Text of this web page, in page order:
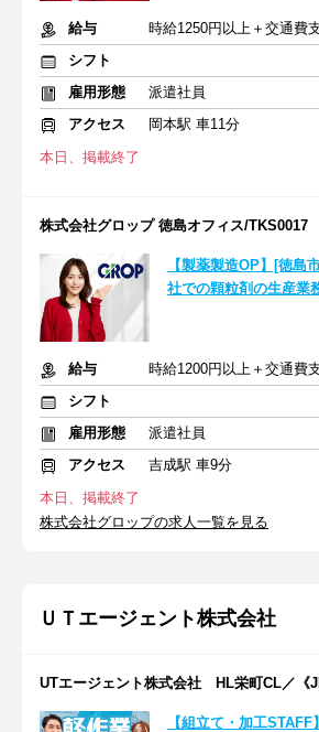
給与
時給1250円以上＋交通費
シフト
雇用形態
派遣社員
アクセス
岡本駅 車11分
本日、掲載終了
株式会社グロップ 徳島オフィス/TKS0017
【製薬製造OP】[徳島
社での顆粒剤の生産業
給与
時給1200円以上＋交通費
シフト
雇用形態
派遣社員
アクセス
吉成駅 車9分
本日、掲載終了
株式会社グロップの求人一覧を見る
ＵＴエージェント株式会社
UTエージェント株式会社 HL栄町CL／《
【組立て・加工